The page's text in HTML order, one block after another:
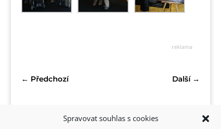
Spravovat souhlas s cookies
reklama
← Předchozí Další→